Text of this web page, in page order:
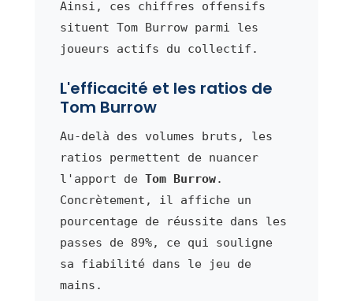
Ainsi, ces chiffres offensifs
situent Tom Burrow parmi les
joueurs actifs du collectif.
L'efficacité et les ratios de
Tom Burrow
Au-delà des volumes bruts, les
ratios permettent de nuancer
l'apport de Tom Burrow.
Concrètement, il affiche un
pourcentage de réussite dans les
passes de 89%, ce qui souligne
sa fiabilité dans le jeu de
mains.